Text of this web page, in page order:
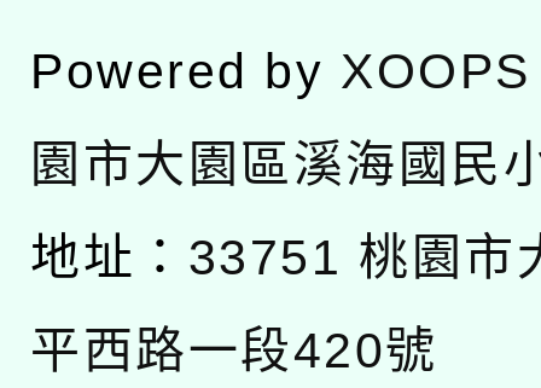
Powered by XOOPS
園市大園區溪海國民
地址： 33751 桃園市
平西路一段420號